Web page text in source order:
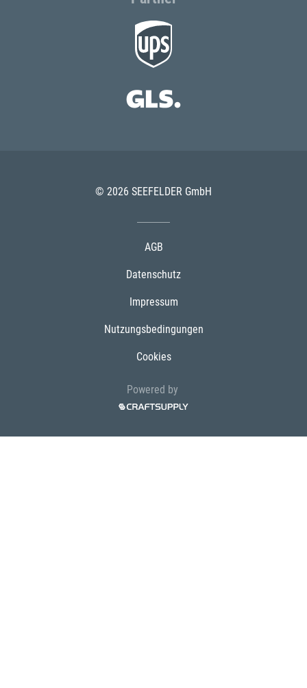
© 2026 SEEFELDER GmbH
AGB
Datenschutz
Impressum
Nutzungsbedingungen
Cookies
Powered by